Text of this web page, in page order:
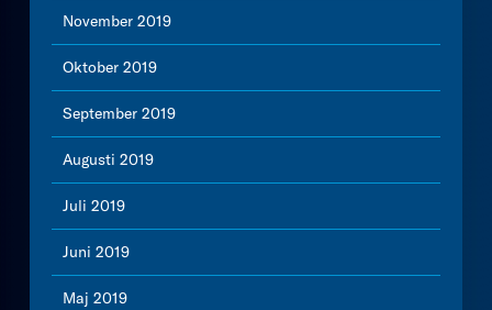
November 2019
Oktober 2019
September 2019
Augusti 2019
Juli 2019
Juni 2019
Maj 2019